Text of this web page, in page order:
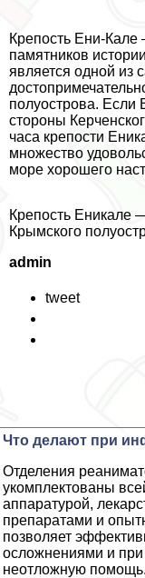
Крепость Ени-
памятников
является одной
полуострова. Если
стороны
часа крепости
множество
море хорошего
Крепость Еникале
Крымского
admin
tweet
Что делают при
Отделения
укомплектованы
аппаратурой,
препаратами и
позволяет
осложнениями и при
неотложную